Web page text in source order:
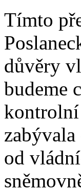
Tímto
důvěry
budeme
kontrolní
od